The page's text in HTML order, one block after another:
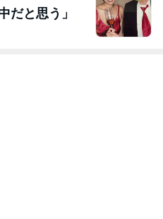
だと思う」